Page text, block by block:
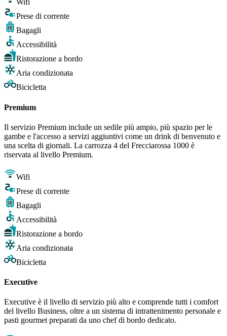
Wifi
Prese di corrente
Bagagli
Accessibilità
Ristorazione a bordo
Aria condizionata
Bicicletta
Premium
Il servizio Premium include un sedile più ampio, più spazio per le
gambe e l'accesso a servizi aggiuntivi come un drink di benvenuto e
una scelta di giornali. La carrozza 4 del Frecciarossa 1000 è
riservata al livello Premium.
Wifi
Prese di corrente
Bagagli
Accessibilità
Ristorazione a bordo
Aria condizionata
Bicicletta
Executive
Executive è il livello di servizio più alto e comprende tutti i comfort
del livello Business, oltre a un sistema di intrattenimento personale e
pasti gourmet preparati da uno chef di bordo dedicato.